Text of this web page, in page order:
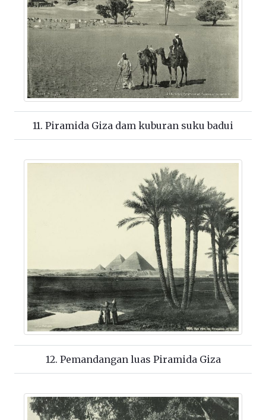
11. Piramida Giza dam kuburan suku badui
12. Pemandangan luas Piramida Giza